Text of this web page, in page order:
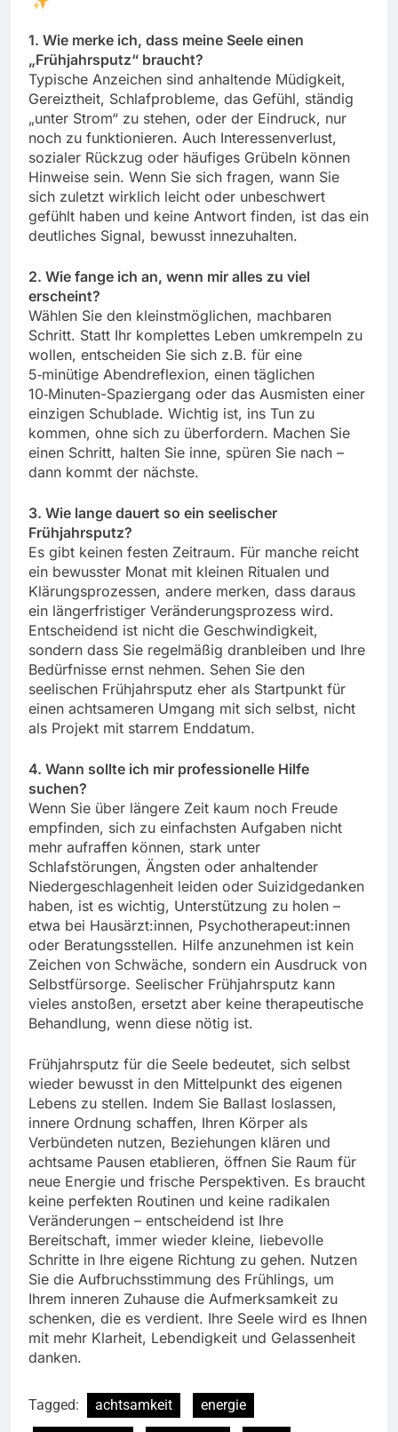
1. Wie merke ich, dass meine Seele einen
„Frühjahrsputz“ braucht?
Typische Anzeichen sind anhaltende Müdigkeit,
Gereiztheit, Schlafprobleme, das Gefühl, ständig
„unter Strom“ zu stehen, oder der Eindruck, nur
noch zu funktionieren. Auch Interessenverlust,
sozialer Rückzug oder häufiges Grübeln können
Hinweise sein. Wenn Sie sich fragen, wann Sie
sich zuletzt wirklich leicht oder unbeschwert
gefühlt haben und keine Antwort finden, ist das ein
deutliches Signal, bewusst innezuhalten.
2. Wie fange ich an, wenn mir alles zu viel
erscheint?
Wählen Sie den kleinstmöglichen, machbaren
Schritt. Statt Ihr komplettes Leben umkrempeln zu
wollen, entscheiden Sie sich z.B. für eine
5‑minütige Abendreflexion, einen täglichen
10‑Minuten-Spaziergang oder das Ausmisten einer
einzigen Schublade. Wichtig ist, ins Tun zu
kommen, ohne sich zu überfordern. Machen Sie
einen Schritt, halten Sie inne, spüren Sie nach –
dann kommt der nächste.
3. Wie lange dauert so ein seelischer
Frühjahrsputz?
Es gibt keinen festen Zeitraum. Für manche reicht
ein bewusster Monat mit kleinen Ritualen und
Klärungsprozessen, andere merken, dass daraus
ein längerfristiger Veränderungsprozess wird.
Entscheidend ist nicht die Geschwindigkeit,
sondern dass Sie regelmäßig dranbleiben und Ihre
Bedürfnisse ernst nehmen. Sehen Sie den
seelischen Frühjahrsputz eher als Startpunkt für
einen achtsameren Umgang mit sich selbst, nicht
als Projekt mit starrem Enddatum.
4. Wann sollte ich mir professionelle Hilfe
suchen?
Wenn Sie über längere Zeit kaum noch Freude
empfinden, sich zu einfachsten Aufgaben nicht
mehr aufraffen können, stark unter
Schlafstörungen, Ängsten oder anhaltender
Niedergeschlagenheit leiden oder Suizidgedanken
haben, ist es wichtig, Unterstützung zu holen –
etwa bei Hausärzt:innen, Psychotherapeut:innen
oder Beratungsstellen. Hilfe anzunehmen ist kein
Zeichen von Schwäche, sondern ein Ausdruck von
Selbstfürsorge. Seelischer Frühjahrsputz kann
vieles anstoßen, ersetzt aber keine therapeutische
Behandlung, wenn diese nötig ist.
Frühjahrsputz für die Seele bedeutet, sich selbst
wieder bewusst in den Mittelpunkt des eigenen
Lebens zu stellen. Indem Sie Ballast loslassen,
innere Ordnung schaffen, Ihren Körper als
Verbündeten nutzen, Beziehungen klären und
achtsame Pausen etablieren, öffnen Sie Raum für
neue Energie und frische Perspektiven. Es braucht
keine perfekten Routinen und keine radikalen
Veränderungen – entscheidend ist Ihre
Bereitschaft, immer wieder kleine, liebevolle
Schritte in Ihre eigene Richtung zu gehen. Nutzen
Sie die Aufbruchsstimmung des Frühlings, um
Ihrem inneren Zuhause die Aufmerksamkeit zu
schenken, die es verdient. Ihre Seele wird es Ihnen
mit mehr Klarheit, Lebendigkeit und Gelassenheit
danken.
Tagged: achtsamkeit
energie